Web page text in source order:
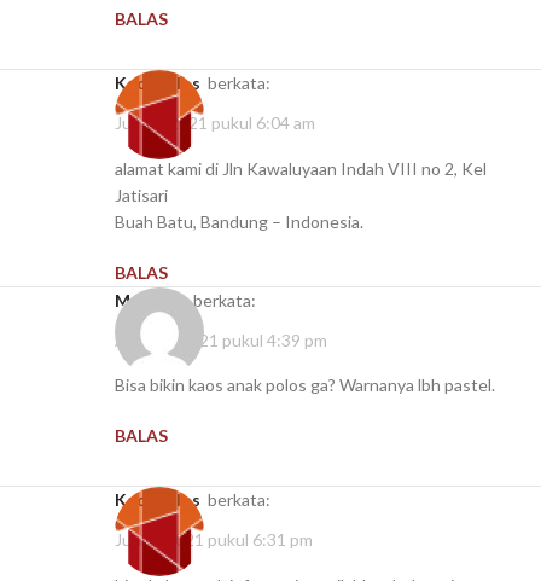
BALAS
kaospolos berkata:
Juli 10, 2021 pukul 6:04 am
alamat kami di Jln Kawaluyaan Indah VIII no 2, Kel
Jatisari
Buah Batu, Bandung – Indonesia.
BALAS
Maureen berkata:
April 13, 2021 pukul 4:39 pm
Bisa bikin kaos anak polos ga? Warnanya lbh pastel.
BALAS
kaospolos berkata:
Juni 7, 2021 pukul 6:31 pm